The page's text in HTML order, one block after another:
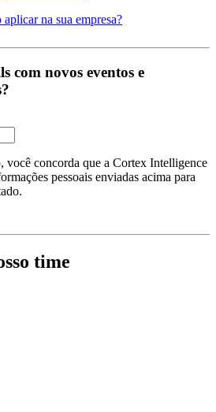
na sua empresa?
com novos eventos e
você concorda que a Cortex Intelligence
pessoais enviadas acima para
time